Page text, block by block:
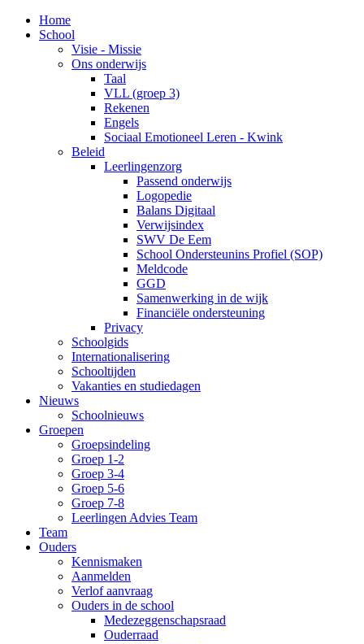
Home
School
Visie - Missie
Ons onderwijs
Taal
VLL (groep 3)
Rekenen
Engels
Sociaal Emotioneel Leren - Kwink
Beleid
Leerlingenzorg
Passend onderwijs
Logopedie
Balans Digitaal
Verwijsindex
SWV De Eem
School Ondersteunins Profiel (SOP)
Meldcode
GGD
Samenwerking in de wijk
Financiële ondersteuning
Privacy
Schoolgids
Internationalisering
Schooltijden
Vakanties en studiedagen
Nieuws
Schoolnieuws
Groepen
Groepsindeling
Groep 1-2
Groep 3-4
Groep 5-6
Groep 7-8
Leerlingen Advies Team
Team
Ouders
Kennismaken
Aanmelden
Verlof aanvraag
Ouders in de school
Medezeggenschapsraad
Ouderraad